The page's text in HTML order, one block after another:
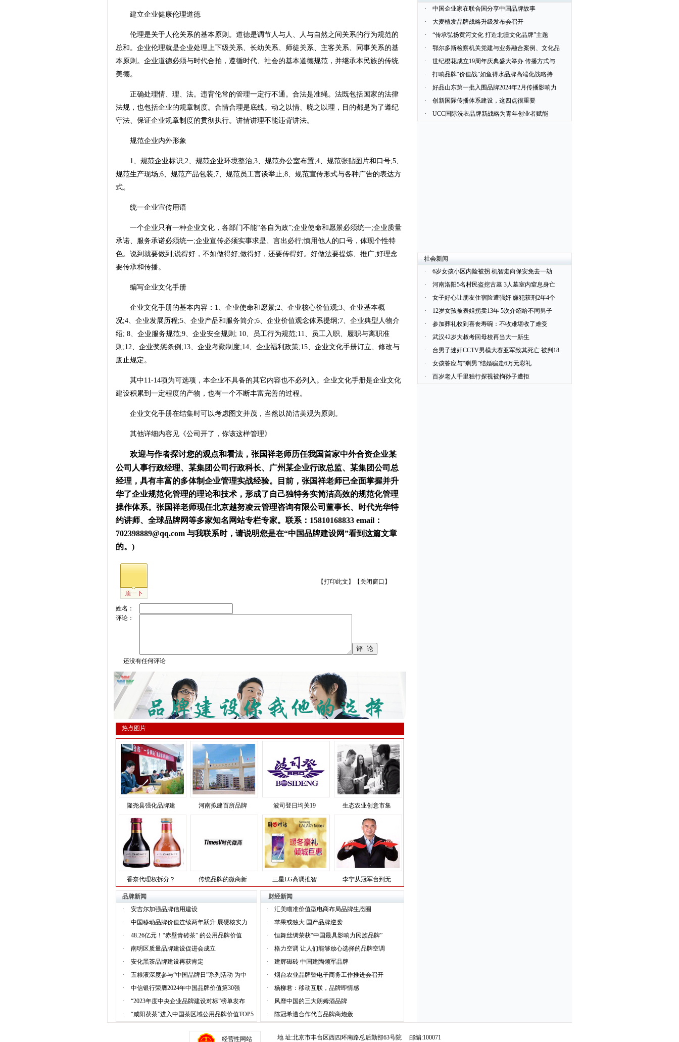
建立企业健康伦理道德
伦理是关于人伦关系的基本原则。道德是调节人与人、人与自然之间关系的行为规范的
总和。企业伦理就是企业处理上下级关系、长幼关系、师徒关系、主客关系、同事关系的基
本原则。企业道德必须与时代合拍，遵循时代、社会的基本道德规范，并继承本民族的传统
美德。
正确处理情、理、法。违背伦常的管理一定行不通。合法是准绳。法既包括国家的法律
法规，也包括企业的规章制度。合情合理是底线。动之以情、晓之以理，目的都是为了遵纪
守法、保证企业规章制度的贯彻执行。讲情讲理不能违背讲法。
规范企业内外形象
1、规范企业标识;2、规范企业环境整治;3、规范办公室布置;4、规范张贴图片和口号;5、
规范生产现场;6、规范产品包装;7、规范员工言谈举止;8、规范宣传形式与各种广告的表达方
式。
统一企业宣传用语
一个企业只有一种企业文化，各部门不能“各自为政”;企业使命和愿景必须统一;企业质量
承诺、服务承诺必须统一;企业宣传必须实事求是、言出必行;慎用他人的口号，体现个性特
色。说到就要做到;说得好，不如做得好;做得好，还要传得好。好做法要提炼、推广;好理念
要传承和传播。
编写企业文化手册
企业文化手册的基本内容：1、企业使命和愿景;2、企业核心价值观;3、企业基本概
况;4、企业发展历程;5、企业产品和服务简介;6、企业价值观念体系提纲;7、企业典型人物介
绍; 8、企业服务规范;9、企业安全规则; 10、员工行为规范;11、员工入职、履职与离职准
则;12、企业奖惩条例;13、企业考勤制度;14、企业福利政策;15、企业文化手册订立、修改与
废止规定。
其中11-14项为可选项，本企业不具备的其它内容也不必列入。企业文化手册是企业文化
建设积累到一定程度的产物，也有一个不断丰富完善的过程。
企业文化手册在结集时可以考虑图文并茂，当然以简洁美观为原则。
其他详细内容见《公司开了，你该这样管理》
欢迎与作者探讨您的观点和看法，张国祥老师历任我国首家中外合资企业某
公司人事行政经理、某集团公司行政科长、广州某企业行政总监、某集团公司总
经理，具有丰富的多体制企业管理实战经验。目前，张国祥老师已全面掌握并升
华了企业规范化管理的理论和技术，形成了自己独特务实简洁高效的规范化管理
操作体系。张国祥老师现任北京越努凌云管理咨询有限公司董事长、时代光华特
约讲师、全球品牌网等多家知名网站专栏专家。联系：15810168833 email：
702398889@qq.com 与我联系时，请说明您是在“中国品牌建设网”看到这篇文章
的。)
顶一下
【打印此文 】【 关闭窗口 】
姓名：
评论：
还没有任何评论
热点图片
隆尧县强化品牌建 河南拟建百所品牌 波司登日均关19 生态农业创意市集
香奈代理权拆分？ 传统品牌的微商新 三星LG高调推智 李宁从冠军台到无
品牌新闻
·
安吉尔加强品牌信用建设
·
中国移动品牌价值连续两年跃升 展硬核实力
·
48.26亿元！“赤壁青砖茶” 的公用品牌价值
·
南明区质量品牌建设促进会成立
·
安化黑茶品牌建设再获肯定
·
五粮液深度参与“中国品牌日”系列活动 为中
·
中信银行荣膺2024年中国品牌价值第30强
·
“2023年度中央企业品牌建设对标”榜单发布
·
“咸阳茯茶”进入中国茶区域公用品牌价值TOP5
财经新闻
·
汇美瞄准价值型电商布局品牌生态圈
·
苹果或独大 国产品牌逆袭
·
恒舞丝绸荣获“中国最具影响力民族品牌”
·
格力空调 让人们能够放心选择的品牌空调
·
建辉磁砖 中国建陶领军品牌
·
烟台农业品牌暨电子商务工作推进会召开
·
杨柳君：移动互联，品牌即情感
·
风靡中国的三大朗姆酒品牌
·
陈冠希遭合作代言品牌商炮轰
·
中国企业家在联合国分享中国品牌故事
·
大麦植发品牌战略升级发布会召开
·
“传承弘扬黄河文化 打造北疆文化品牌”主题
·
鄂尔多斯检察机关党建与业务融合案例、文化品
·
世纪樱花成立19周年庆典盛大举办 传播方式与
·
打响品牌“价值战”如鱼得水品牌高端化战略持
·
好品山东第一批入围品牌2024年2月传播影响力
·
创新国际传播体系建设，这四点很重要
·
UCC国际洗衣品牌新战略为青年创业者赋能
社会新闻
·
6岁女孩小区内险被拐 机智走向保安免去一劫
·
河南洛阳5名村民盗挖古墓 3人墓室内窒息身亡
·
女子好心让朋友住宿险遭强奸 嫌犯获刑2年4个
·
12岁女孩被表姐拐卖13年 5次介绍给不同男子
·
参加葬礼收到喜丧寿碗：不收难堪收了难受
·
武汉42岁大叔考回母校再当大一新生
·
台男子迷奸CCTV男模大赛亚军致其死亡 被判18
·
女孩答应与“剩男”结婚骗走6万元彩礼
·
百岁老人千里独行探视被拘孙子遭拒
经营性网站 地 址:北京市丰台区西四环南路总后勤部63号院 邮编:100071